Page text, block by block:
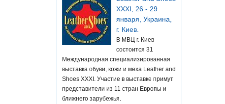
XXXI, 26 - 29
января, Украина,
г. Киев.
В МВЦ г. Киев
состоится 31
Международная специализированная
выставка обуви, кожи и меха Leather and
Shoes XXXI. Участие в выставке примут
представители из 11 стран Европы и
ближнего зарубежья.